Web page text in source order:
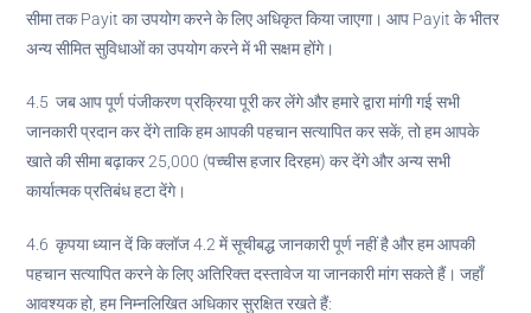
सीमा तक Payit का उपयोग करने के लिए अधिकृत किया जाएगा। आप Payit के भीतर
अन्य सीमित सुविधाओं का उपयोग करने में भी सक्षम होंगे।
4.5 जब आप पूर्ण पंजीकरण प्रक्रिया पूरी कर लेंगे और हमारे द्वारा मांगी गई सभी
जानकारी प्रदान कर देंगे ताकि हम आपकी पहचान सत्यापित कर सकें, तो हम आपके
खाते की सीमा बढ़ाकर 25,000 (पच्चीस हजार दिरहम) कर देंगे और अन्य सभी
कार्यात्मक प्रतिबंध हटा देंगे।
4.6 कृपया ध्यान दें कि क्लॉज 4.2 में सूचीबद्ध जानकारी पूर्ण नहीं है और हम आपकी
पहचान सत्यापित करने के लिए अतिरिक्त दस्तावेज या जानकारी मांग सकते हैं। जहाँ
आवश्यक हो, हम निम्नलिखित अधिकार सुरक्षित रखते हैं: